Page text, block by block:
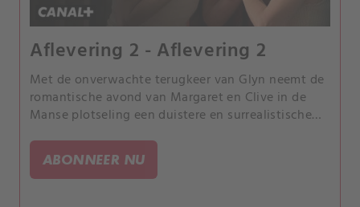
Aflevering 2 - Aflevering 2
Met de onverwachte terugkeer van Glyn neemt de
romantische avond van Margaret en Clive in de
Manse plotseling een duistere en surrealistische
ogen zien of zullen ze vluchten?.
ABONNEER NU